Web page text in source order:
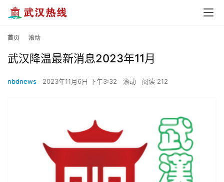
首页 滚动
武汉降温最新消息2023年11月
nbdnews 2023年11月6日 下午3:32 滚动 阅读 212